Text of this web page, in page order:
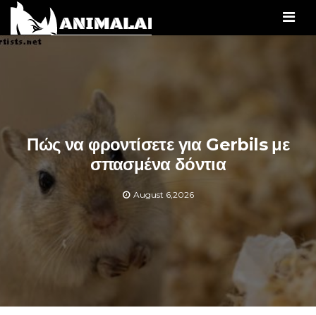
Πώς να φροντίσετε για Gerbils με
σπασμένα δόντια
August 6,2026